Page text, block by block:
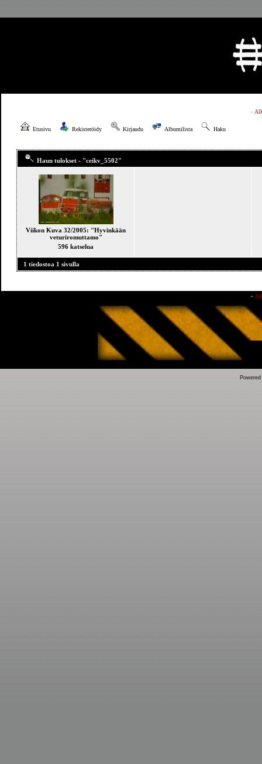
»
Etusivu Rekisteröidy Kirjaudu Albumilista Haku
Haun tulokset - "ceikv_5502"
Viikon Kuva 32/2005: "Hyvinkään
veturiromuttamo"
596 katselua
1 tiedostoa 1 sivulla
»